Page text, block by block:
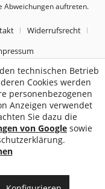
Abweichungen auftreten.
Widerrufsrecht
technischen Betrieb
Cookies werden
personenbezogenen
Anzeigen verwendet
Sie dazu die
von Google sowie